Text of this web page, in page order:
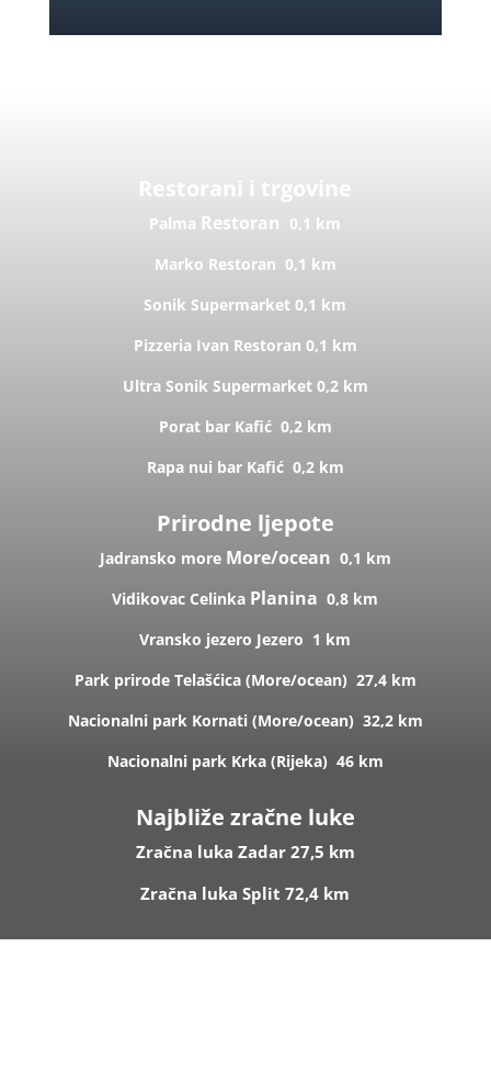
Restorani i trgovine
Palma Restoran 0,1 km
Marko Restoran 0,1 km
Sonik Supermarket0,1 km
Pizzeria Ivan Restoran 0,1 km
Ultra Sonik Supermarket 0,2 km
Porat bar Kafić 0,2 km
Rapa nui bar Kafić 0,2 km
Prirodne ljepote
Jadransko more More/ocean 0,1 km
Vidikovac Celinka Planina0,8 km
Vransko jezero Jezero 1 km
Park prirode Telašćica (More/ocean) 27,4 km
Nacionalni park Kornati (More/ocean) 32,2 km
Nacionalni park Krka (Rijeka) 46 km
Najbliže zračne luke
Zračna luka Zadar 27,5 km
Zračna luka Split 72,4 km